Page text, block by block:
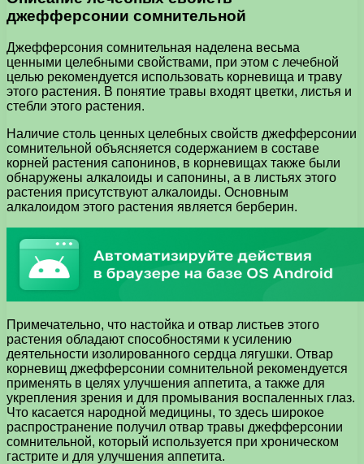
джефферсонии сомнительной
Джефферсония сомнительная наделена весьма
ценными целебными свойствами, при этом с лечебной
целью рекомендуется использовать корневища и траву
этого растения. В понятие травы входят цветки, листья и
стебли этого растения.
Наличие столь ценных целебных свойств джефферсонии
сомнительной объясняется содержанием в составе
корней растения сапонинов, в корневищах также были
обнаружены алкалоиды и сапонины, а в листьях этого
растения присутствуют алкалоиды. Основным
алкалоидом этого растения является берберин.
Примечательно, что настойка и отвар листьев этого
растения обладают способностями к усилению
деятельности изолированного сердца лягушки. Отвар
корневищ джефферсонии сомнительной рекомендуется
применять в целях улучшения аппетита, а также для
укрепления зрения и для промывания воспаленных глаз.
Что касается народной медицины, то здесь широкое
распространение получил отвар травы джефферсонии
сомнительной, который используется при хроническом
гастрите и для улучшения аппетита.